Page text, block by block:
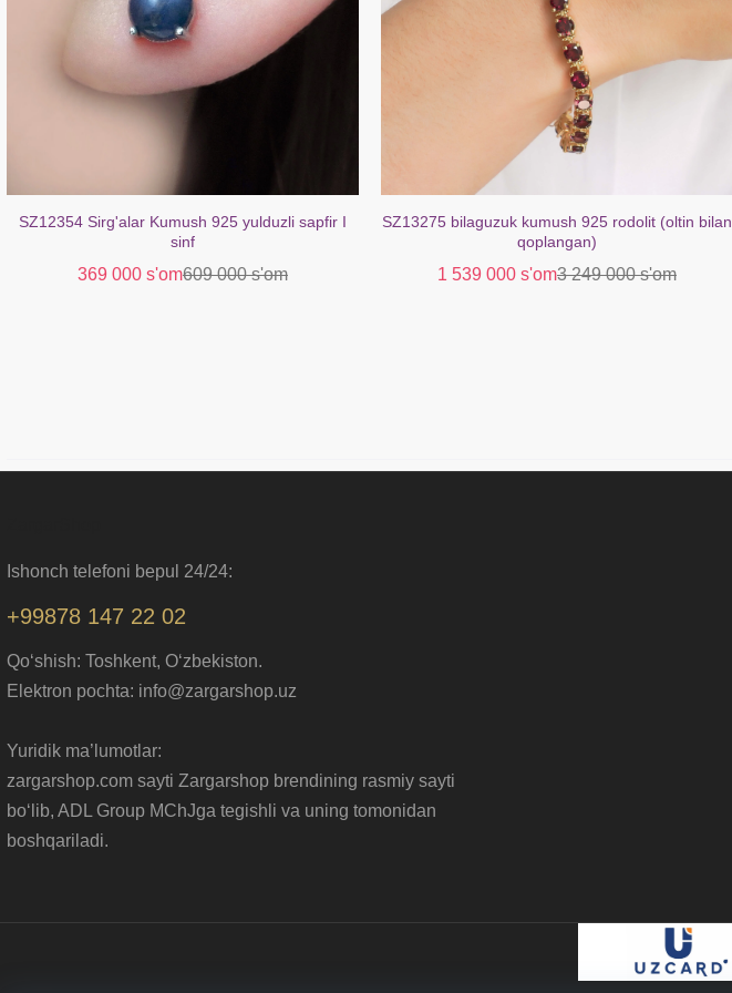
SZ12354 Sirg'alar Kumush 925 yulduzli sapfir I
sinf
369 000 s'om609 000 s'om
SZ13275 bilaguzuk kumush 925 rodolit (oltin bilan
qoplangan)
1 539 000 s'om3 249 000 s'om
Ishonch telefoni bepul 24/24:
+99878 147 22 02
Qo‘shish: Toshkent, O‘zbekiston.
Elektron pochta: info@zargarshop.uz
Yuridik ma’lumotlar:
zargarshop.com sayti Zargarshop brendining rasmiy sayti
bo‘lib, ADL Group MChJga tegishli va uning tomonidan
boshqariladi.